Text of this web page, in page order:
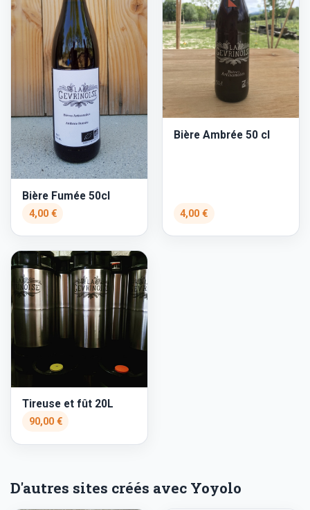
Bière Fumée 50cl
4,00 €
Bière Ambrée 50 cl
4,00 €
Tireuse et fût 20L
90,00 €
D'autres sites créés avec Yoyolo